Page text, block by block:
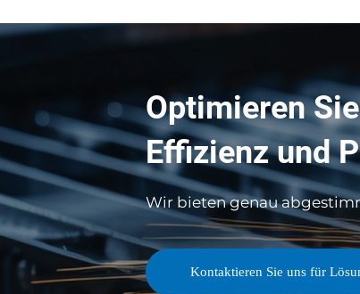
Optimieren
Effizienz und
Wir bieten genau
Kontaktieren Sie uns für